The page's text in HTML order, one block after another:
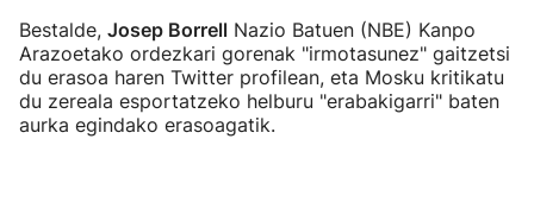
Bestalde, Josep Borrell Nazio Batuen (NBE) Kanpo
Arazoetako ordezkari gorenak "irmotasunez" gaitzetsi
du erasoa haren Twitter profilean, eta Mosku kritikatu
du zereala esportatzeko helburu "erabakigarri" baten
aurka egindako erasoagatik.